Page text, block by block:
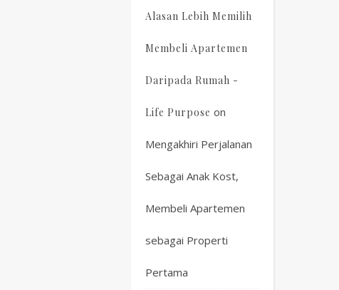
Alasan Lebih Memilih
Membeli Apartemen
Daripada Rumah -
Life Purpose on
Mengakhiri Perjalanan
Sebagai Anak Kost,
Membeli Apartemen
sebagai Properti
Pertama